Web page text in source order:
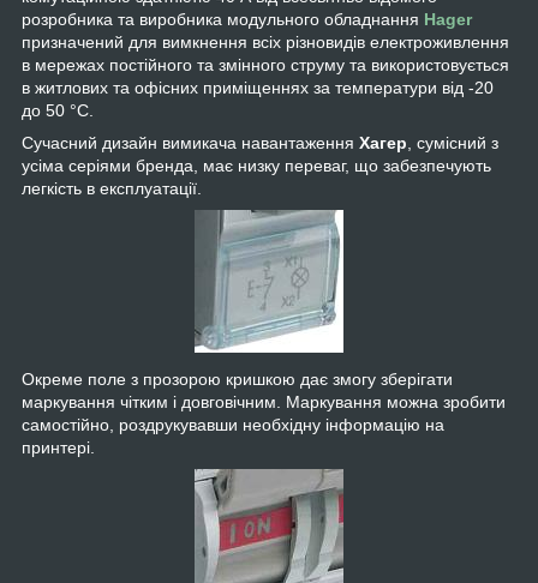
розробника та виробника модульного обладнання Hager
призначений для вимкнення всіх різновидів електроживлення
в мережах постійного та змінного струму та використовується
в житлових та офісних приміщеннях за температури від -20
до 50 °C.
Сучасний дизайн вимикача навантаження Хагер , сумісний з
усіма серіями бренда, має низку переваг, що забезпечують
легкість в експлуатації.
Окреме поле з прозорою кришкою дає змогу зберігати
маркування чітким і довговічним. Маркування можна зробити
самостійно, роздрукувавши необхідну інформацію на
принтері.